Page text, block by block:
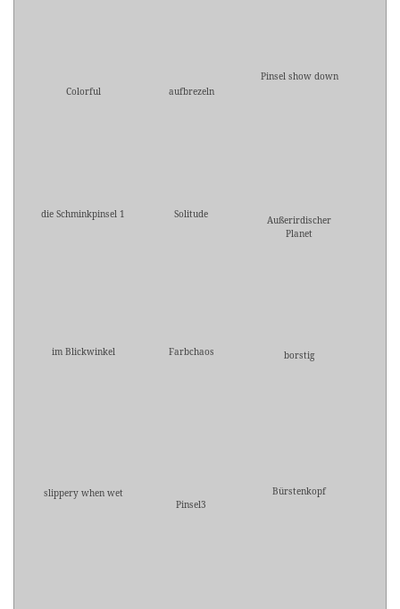
Colorful aufbrezeln
Pinsel show down
die Schminkpinsel 1 Solitude
Außerirdischer
Planet
im Blickwinkel Farbchaos borstig
slippery when wet
Pinsel3
Bürstenkopf